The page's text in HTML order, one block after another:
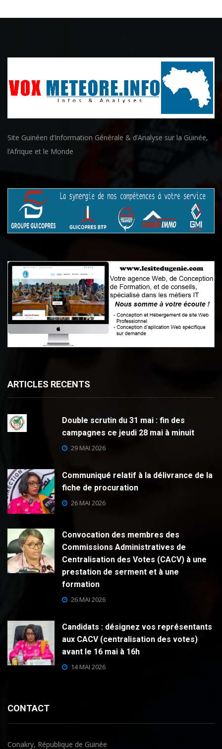
Site Guinéen d’Information Générale & d’Analyse sur la Guinée,
l’Afrique et le Monde
ARTICLES RECENTS
Double scrutin du 31 mai : fin des
campagnes ce jeudi 28 mai à minuit
29 MAI 2026
Communiqué relatif à la délivrance de la
fiche de procuration
26 MAI 2026
Convocation des membres des
Commissions Administratives de
Centralisation des Votes (CACV) à une
prestation de serment et à une
formation
26 MAI 2026
Candidats : désignez vos représentants
aux CACV (centralisation des votes)
avant le 16 mai à 16h
14 MAI 2026
CONTACT
Conakry, République de Guinée